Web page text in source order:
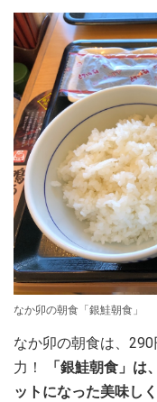
なか卯の朝食「銀鮭朝食」
なか卯の朝食は、
力！
「銀鮭朝食」
ットになった美味し